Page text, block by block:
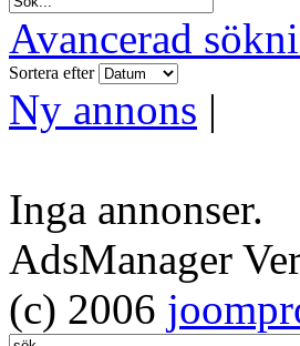
Avancerad
Sortera efter
Ny annons |
Inga annonser.
AdsManager
(c) 2006